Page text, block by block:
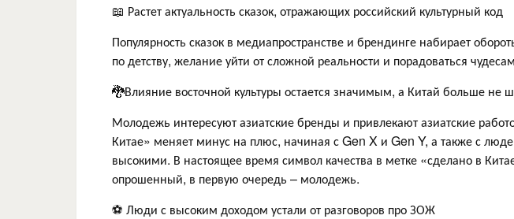
📖 Растет актуальность сказок, отражающих российский культурный код
Популярность сказок в медиапространстве и брендинге набирает
по детству, желание уйти от сложной реальности и порадоваться
🐉Влияние восточной культуры остается значимым, а Китай больше не
Молодежь интересуют азиатские бренды и привлекают азиатские
Китае» меняет минус на плюс, начиная с Gen X и Gen Y, а также с
высокими. В настоящее время символ качества в метке «сделано в
опрошенный, в первую очередь – молодежь.
⚽ Люди с высоким доходом устали от разговоров про ЗОЖ